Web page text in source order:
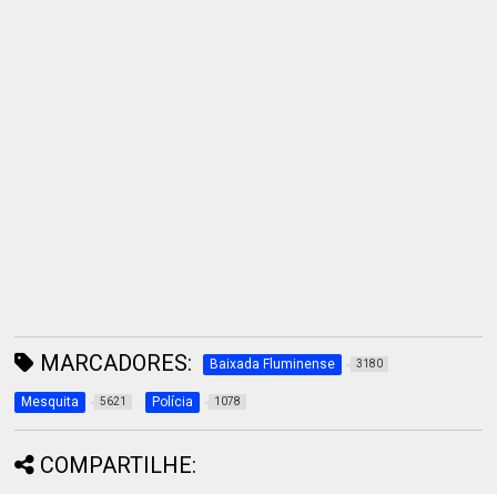
MARCADORES: Baixada Fluminense 3180
Mesquita 5621 Polícia 1078
COMPARTILHE: